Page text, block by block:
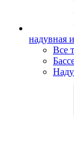
надувная
Все